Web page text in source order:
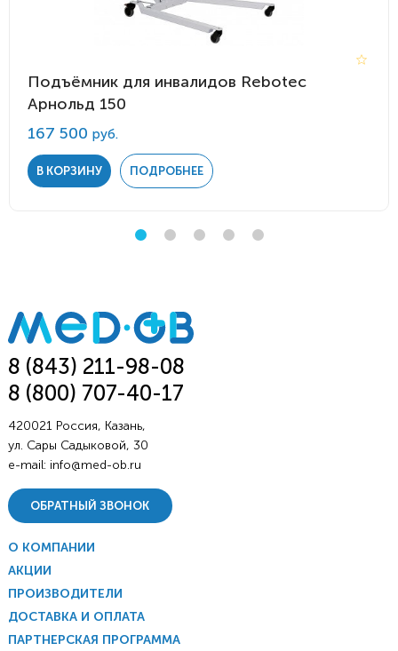
Подъёмник для инвалидов Rebotec
Арнольд 150
167 500 руб.
В КОРЗИНУ ПОДРОБНЕЕ
8 (843) 211-98-08
8 (800) 707-40-17
420021 Россия, Казань,
ул. Сары Садыковой, 30
e-mail: info@med-ob.ru
ОБРАТНЫЙ ЗВОНОК
О КОМПАНИИ
АКЦИИ
ПРОИЗВОДИТЕЛИ
ДОСТАВКА И ОПЛАТА
ПАРТНЕРСКАЯ ПРОГРАММА